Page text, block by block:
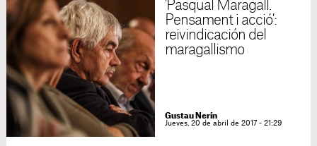
'Pasqual Maragall.
Pensament i acció':
reivindicación del
maragallismo
Gustau Nerín
Jueves, 20 de abril de 2017 - 21:29